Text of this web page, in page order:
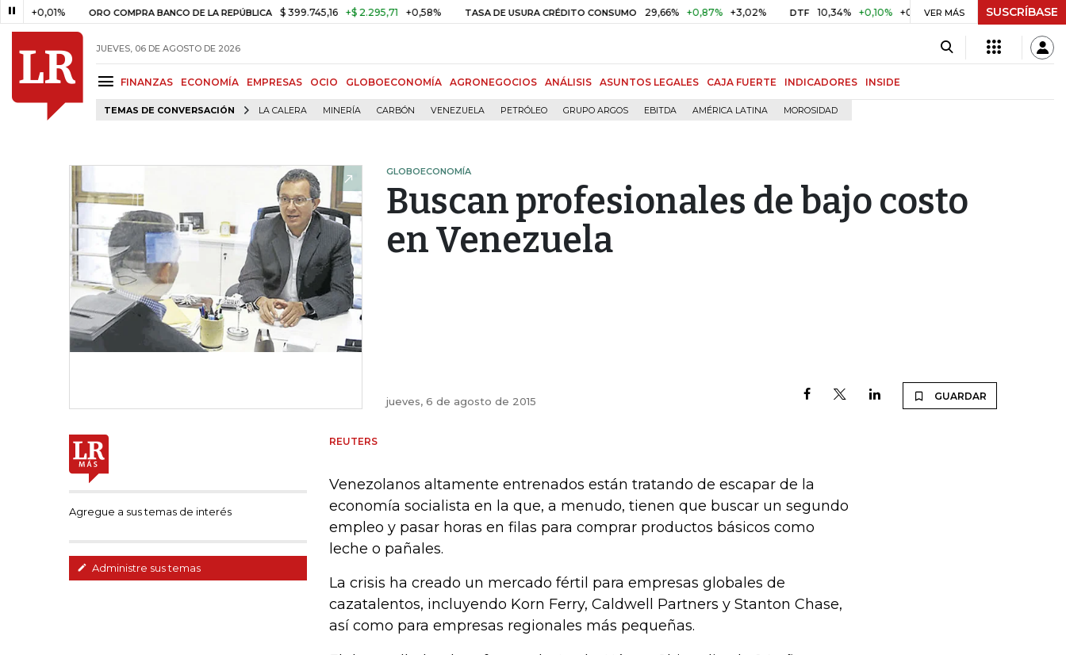
ORO COMPRA BANCO DE LA REPÚBLICA $ 399.745,16 +$ 2.295,71 +0,58% TASA DE USURA CRÉDITO CONSUMO 29,66% +0,87% +3,02% DTF 10,34% +0,10% +0,98% UVR $ 416,86 +$ 0,05
VER MÁS SUSCRÍBASE
JUEVES, 06 DE AGOSTO DE 2026
FINANZAS ECONOMÍA EMPRESAS OCIO GLOBOECONOMÍA AGRONEGOCIOS ANÁLISIS ASUNTOS LEGALES CAJA FUERTE INDICADORES INSIDE
TEMAS DE CONVERSACIÓN LA CALERA MINERÍA CARBÓN VENEZUELA PETRÓLEO GRUPO ARGOS EBITDA AMÉRICA LATINA MOROSIDAD
GLOBOECONOMÍA
Buscan profesionales de bajo costo
en Venezuela
jueves, 6 de agosto de 2015 GUARDAR
Agregue a sus temas de interés
Administre sus temas
REUTERS
Venezolanos altamente entrenados están tratando de escapar de la
economía socialista en la que, a menudo, tienen que buscar un segundo
empleo y pasar horas en filas para comprar productos básicos como
leche o pañales.
La crisis ha creado un mercado fértil para empresas globales de
cazatalentos, incluyendo Korn Ferry, Caldwell Partners y Stanton Chase,
así como para empresas regionales más pequeñas.